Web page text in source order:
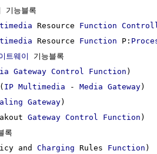
기능블록
Resource Function
Resource Function P:
트웨이
기능블록
Gateway Control Function )
IP Multimedia - Media Gateway)
Gateway)
Gateway Control Function )
록
and
Charging Rules Function )